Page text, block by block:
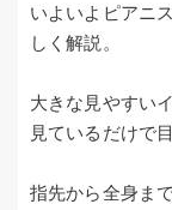
いよいよピアニ
しく解説。
大きな見やすい
見ているだけで
指先から全身まで